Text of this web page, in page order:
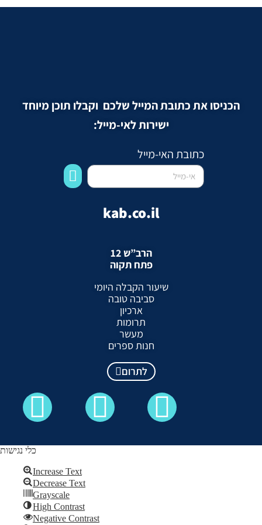
הכניסו את כתובת המייל שלכם וקבלו תוכן מיוחד
ישירות לאי-מייל:
כתובת האי-מייל
kab.co.il
הרב”ש 12
פתח תקוה
שיעור הקבלה היומי
סביבה טובה
ארכיון
תרומות
מעשר
חנות ספרים
לתרום
Skip to content
כלי נגישות
Increase Text
Decrease Text
Grayscale
High Contrast
Negative Contrast